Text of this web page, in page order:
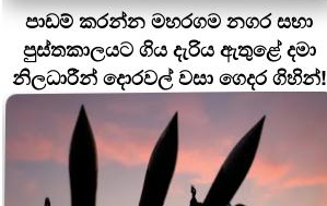
පාඩම් කරන්න මහරගම නගර සභා
පුස්තකාලයට ගිය දැරිය ඇතුළේ දමා
නිලධාරීන් දොරවල් වසා ගෙදර ගිහින්!